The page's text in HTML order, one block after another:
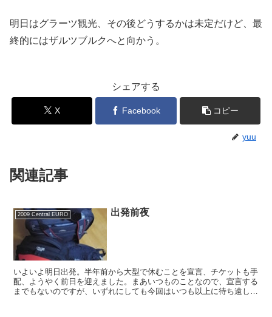
明日はグラーツ観光、その後どうするかは未定だけど、最
終的にはザルツブルクへと向かう。
シェアする
X Facebook コピー
yuu
関連記事
2009 Central EURO 出発前夜
いよいよ明日出発。半年前から大型で休むことを宣言、チケットも手
配、ようやく前日を迎えました。まあいつものことなので、宣言する
までもないのですが、いずれにしても今回はいつも以上に待ち遠しか